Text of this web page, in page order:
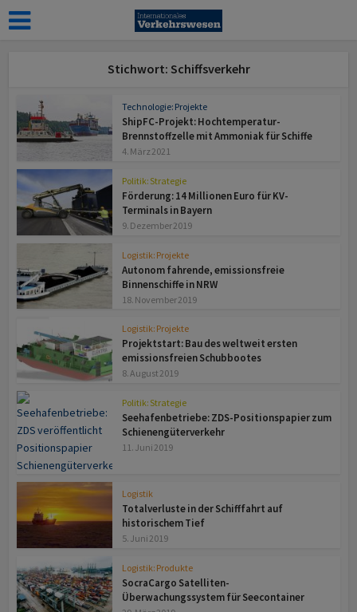
Stichwort: Schiffsverkehr
Technologie: Projekte
ShipFC-Projekt: Hochtemperatur-
Brennstoffzelle mit Ammoniak für Schiffe
4. März 2021
Politik: Strategie
Förderung: 14 Millionen Euro für KV-
Terminals in Bayern
9. Dezember 2019
Logistik: Projekte
Autonom fahrende, emissionsfreie
Binnenschiffe in NRW
18. November 2019
Logistik: Projekte
Projektstart: Bau des weltweit ersten
emissionsfreien Schubbootes
8. August 2019
Politik: Strategie
Seehafenbetriebe: ZDS-Positionspapier zum
Schienengüterverkehr
11. Juni 2019
Logistik
Totalverluste in der Schifffahrt auf
historischem Tief
5. Juni 2019
Logistik: Produkte
SocraCargo Satelliten-
Überwachungssystem für Seecontainer